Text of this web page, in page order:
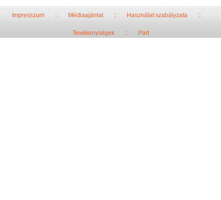
Impresszum::Médiaajánlat::Használat szabályzata::
Tevékenységek:: Part